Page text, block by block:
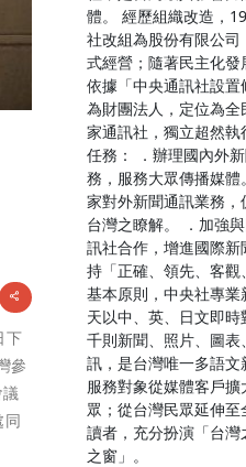
下
參
同
體。 經歷組織改造，
社改組為股份有限公司
式經營；隨著民主化
依據「中央通訊社設置
為財團法人，定位為全
家通訊社，獨立超然執
任務： ．辦理國內外
務，服務大眾傳播媒體
家對外新聞通訊業務，
台灣之瞭解。 ．加強
訊社合作，增進國際新
持「正確、領先、客觀
基本原則，中央社專業
天以中、英、日文即時
千則新聞、照片、圖表
訊，是台灣唯一多語文
服務對象從媒體客戶擴
眾；從台灣民眾延伸至
讀者，充分扮演「台灣
之窗」。